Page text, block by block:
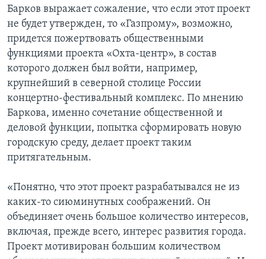
Барков выражает сожаление, что если этот проект
не будет утвержден, то «Газпрому», возможно,
придется пожертвовать общественными
функциями проекта «Охта-центр», в состав
которого должен был войти, например,
крупнейший в северной столице России
концертно-фестивальный комплекс. По мнению
Баркова, именно сочетание общественной и
деловой функции, попытка сформировать новую
городскую среду, делает проект таким
притягательным.
«Понятно, что этот проект разрабатывался не из
каких-то сиюминутных соображений. Он
объединяет очень большое количество интересов,
включая, прежде всего, интерес развития города.
Проект мотивирован большим количеством